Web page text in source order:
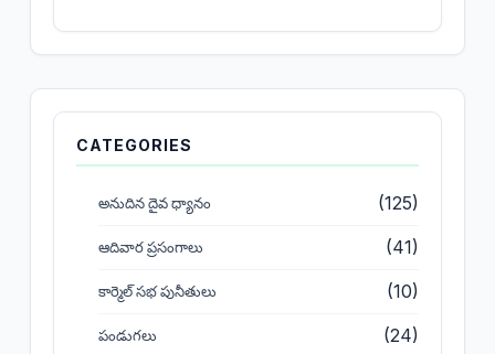
CATEGORIES
అనుదిన దైవ ధ్యానం (125)
ఆదివార ప్రసంగాలు (41)
కార్మెల్ సభ పునీతులు (10)
పండుగలు (24)